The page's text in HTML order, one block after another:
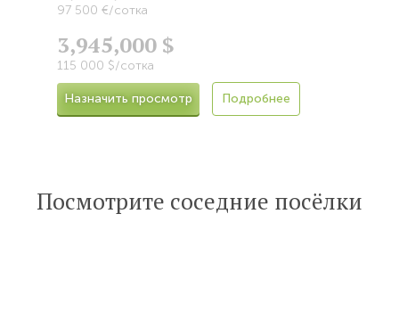
97 500 €/сотка
3,945,000 $
115 000 $/сотка
Назначить просмотр Подробнее
Посмотрите соседние посёлки